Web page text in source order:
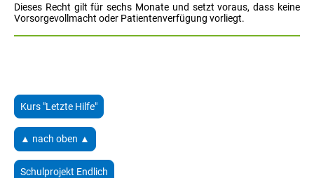
Dieses Recht gilt für sechs Monate und setzt voraus, dass keine
Vorsorgevollmacht oder Patientenverfügung vorliegt.
Kurs "Letzte Hilfe"
▲ nach oben ▲
Schulprojekt Endlich